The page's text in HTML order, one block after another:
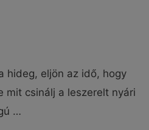
hideg, eljön az idő, hogy
mit csinálj a leszerelt nyári
…